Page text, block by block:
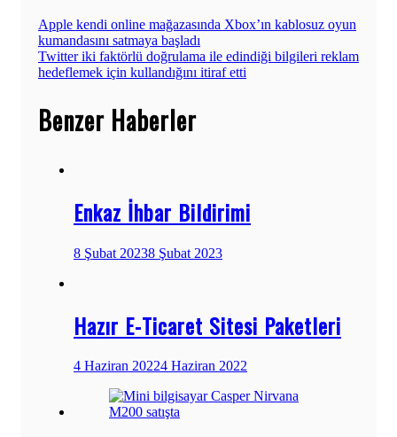
Yazı
gezinmesi
Apple kendi online mağazasında Xbox’ın kablosuz oyun
kumandasını satmaya başladı
Twitter iki faktörlü doğrulama ile edindiği bilgileri reklam
hedeflemek için kullandığını itiraf etti
Benzer Haberler
Enkaz İhbar Bildirimi
8 Şubat 20238 Şubat 2023
Hazır E-Ticaret Sitesi Paketleri
4 Haziran 20224 Haziran 2022